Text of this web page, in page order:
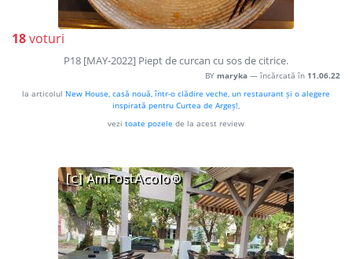
18voturi
P18 [MAY-2022] Piept de curcan cu sos de citrice.
BY maryka — încărcată în 11.06.22
la articolul New House, casă nouă, într-o clădire veche, un restaurant și o alegere
inspirată pentru Curtea de Argeș!,
vezi toate pozele de la acest review